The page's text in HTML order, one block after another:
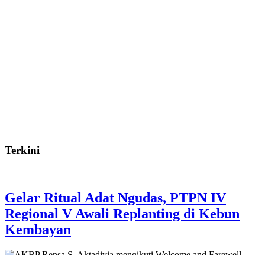
Terkini
Gelar Ritual Adat Ngudas, PTPN IV
Regional V Awali Replanting di Kebun
Kembayan